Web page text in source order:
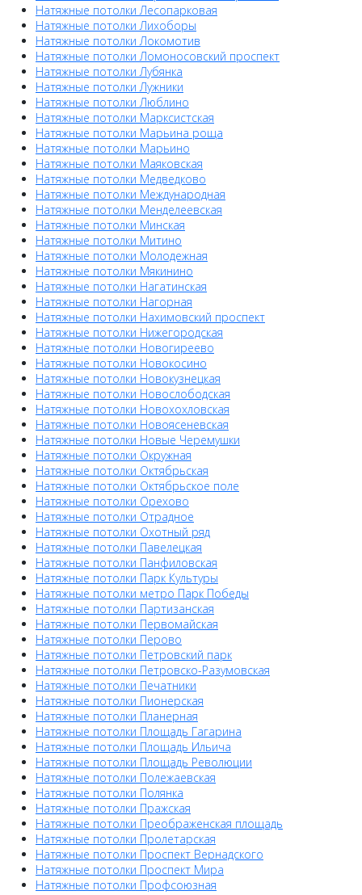
Натяжные потолки Лесопарковая
Натяжные потолки Лихоборы
Натяжные потолки Локомотив
Натяжные потолки Ломоносовский проспект
Натяжные потолки Лубянка
Натяжные потолки Лужники
Натяжные потолки Люблино
Натяжные потолки Марксистская
Натяжные потолки Марьина роща
Натяжные потолки Марьино
Натяжные потолки Маяковская
Натяжные потолки Медведково
Натяжные потолки Международная
Натяжные потолки Менделеевская
Натяжные потолки Минская
Натяжные потолки Митино
Натяжные потолки Молодежная
Натяжные потолки Мякинино
Натяжные потолки Нагатинская
Натяжные потолки Нагорная
Натяжные потолки Нахимовский проспект
Натяжные потолки Нижегородская
Натяжные потолки Новогиреево
Натяжные потолки Новокосино
Натяжные потолки Новокузнецкая
Натяжные потолки Новослободская
Натяжные потолки Новохохловская
Натяжные потолки Новоясеневская
Натяжные потолки Новые Черемушки
Натяжные потолки Окружная
Натяжные потолки Октябрьская
Натяжные потолки Октябрьское поле
Натяжные потолки Орехово
Натяжные потолки Отрадное
Натяжные потолки Охотный ряд
Натяжные потолки Павелецкая
Натяжные потолки Панфиловская
Натяжные потолки Парк Культуры
Натяжные потолки метро Парк Победы
Натяжные потолки Партизанская
Натяжные потолки Первомайская
Натяжные потолки Перово
Натяжные потолки Петровский парк
Натяжные потолки Петровско-Разумовская
Натяжные потолки Печатники
Натяжные потолки Пионерская
Натяжные потолки Планерная
Натяжные потолки Площадь Гагарина
Натяжные потолки Площадь Ильича
Натяжные потолки Площадь Революции
Натяжные потолки Полежаевская
Натяжные потолки Полянка
Натяжные потолки Пражская
Натяжные потолки Преображенская площадь
Натяжные потолки Пролетарская
Натяжные потолки Проспект Вернадского
Натяжные потолки Проспект Мира
Натяжные потолки Профсоюзная